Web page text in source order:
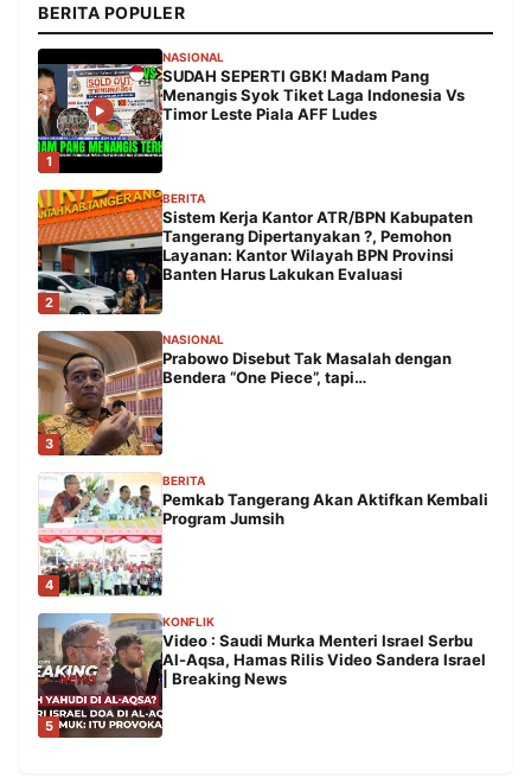
BERITA POPULER
1
NASIONAL
SUDAH SEPERTI GBK! Madam Pang
Menangis Syok Tiket Laga Indonesia Vs
Timor Leste Piala AFF Ludes
2
BERITA
Sistem Kerja Kantor ATR/BPN Kabupaten
Tangerang Dipertanyakan ?, Pemohon
Layanan: Kantor Wilayah BPN Provinsi
Banten Harus Lakukan Evaluasi
3
NASIONAL
Prabowo Disebut Tak Masalah dengan
Bendera “One Piece”, tapi…
4
BERITA
Pemkab Tangerang Akan Aktifkan Kembali
Program Jumsih
5
KONFLIK
Video : Saudi Murka Menteri Israel Serbu
Al-Aqsa, Hamas Rilis Video Sandera Israel
| Breaking News